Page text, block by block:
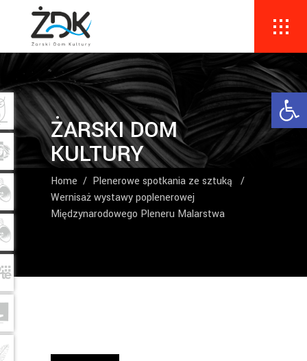
ŻARSKI DOM
KULTURY
Home / Plenerowe spotkania ze sztuką
/
Wernisaż wystawy poplenerowej
Międzynarodowego Pleneru Malarstwa